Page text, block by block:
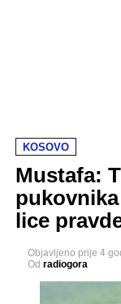
KOSOVO
Mustafa:
lice
Objavljeno prije 4
Od radiogora